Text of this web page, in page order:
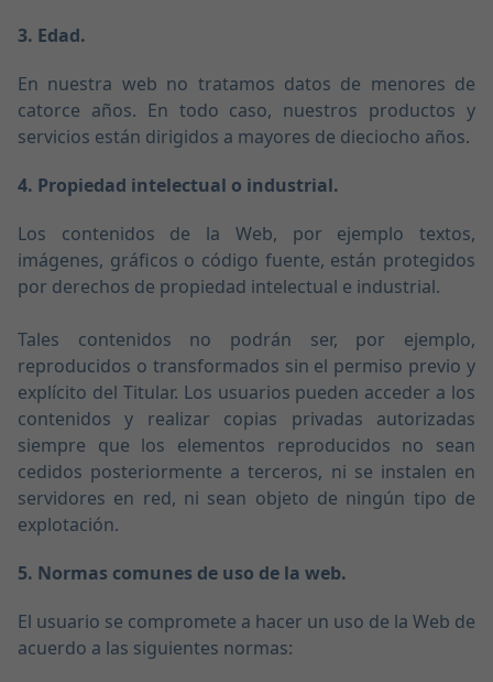
3. Edad.
En nuestra web no tratamos datos de menores de
catorce años. En todo caso, nuestros productos y
servicios están dirigidos a mayores de dieciocho años.
4. Propiedad intelectual o industrial.
Los contenidos de la Web, por ejemplo textos,
imágenes, gráficos o código fuente, están protegidos
por derechos de propiedad intelectual e industrial.
Tales contenidos no podrán ser, por ejemplo,
reproducidos o transformados sin el permiso previo y
explícito del Titular. Los usuarios pueden acceder a los
contenidos y realizar copias privadas autorizadas
siempre que los elementos reproducidos no sean
cedidos posteriormente a terceros, ni se instalen en
servidores en red, ni sean objeto de ningún tipo de
explotación.
5. Normas comunes de uso de la web.
El usuario se compromete a hacer un uso de la Web de
acuerdo a las siguientes normas: